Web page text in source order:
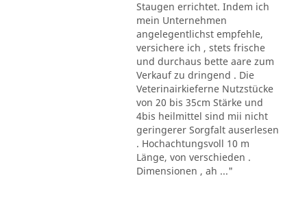
Staugen errichtet. Indem ich
mein Unternehmen
angelegentlichst empfehle,
versichere ich , stets frische
und durchaus bette aare zum
Verkauf zu dringend . Die
Veterinairkieferne Nutzstücke
von 20 bis 35cm Stärke und
4bis heilmittel sind mii nicht
geringerer Sorgfalt auserlesen
. Hochachtungsvoll 10 m
Länge, von verschieden .
Dimensionen , ah ..."